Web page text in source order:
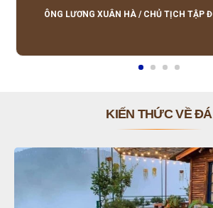
lượng tốt, giá hợp lý, hỗ trợ
ÔNG LƯƠNG XUÂN HÀ / CHỦ TỊCH TẬP
KIẾN THỨC VỀ ĐÁ